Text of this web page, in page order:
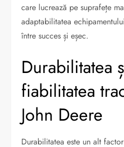
care lucrează pe suprafețe
adaptabilitatea
între succes și eșec.
Durabilitatea
fiabilitatea
John Deere
Durabilitatea este un alt